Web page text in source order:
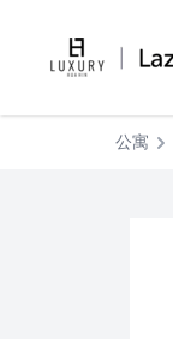
公寓